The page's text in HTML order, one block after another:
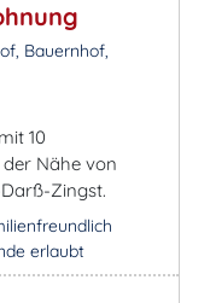
Bauernhof,
10
Nähe von
Zingst.
erlaubt